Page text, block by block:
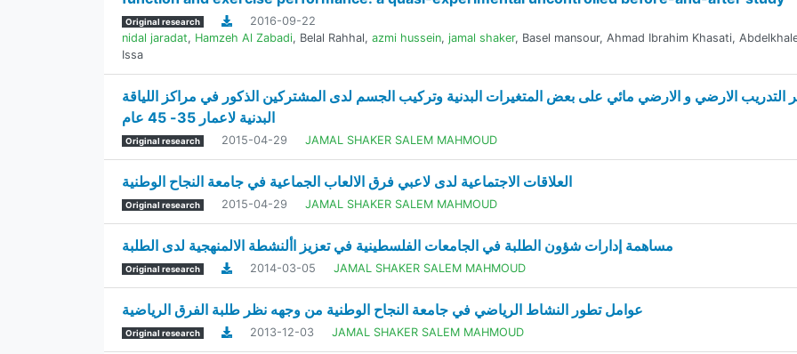
Original research
2016-09-22
nidal jaradat, Hamzeh Al Zabadi, Belal Rahhal, azmi hussein, jamal shaker, Basel mansour, Ahmad Ibrahim Khasati,
Issa
التدريب الارضي و الارضي مائي على بعض المتغيرات البدنية وتركيب الجسم لدى المشتركين الذكور في مراكز اللياقة
البدنية لاعمار 35- 45 عام
Original research 2015-04-29 JAMAL SHAKER SALEM MAHMOUD
العلاقات الاجتماعية لدى لاعبي فرق الالعاب الجماعية في جامعة النجاح الوطنية
Original research 2015-04-29 JAMAL SHAKER SALEM MAHMOUD
مساھمة إدارات شؤون الطلبة في الجامعات الفلسطينية في تعزيز األنشطة الالمنھجية لدى الطلبة
Original research 2014-03-05 JAMAL SHAKER SALEM MAHMOUD
عوامل تطور النشاط الرياضي في جامعة النجاح الوطنية من وجھه نظر طلبة الفرق الرياضية
Original research 2013-12-03 JAMAL SHAKER SALEM MAHMOUD